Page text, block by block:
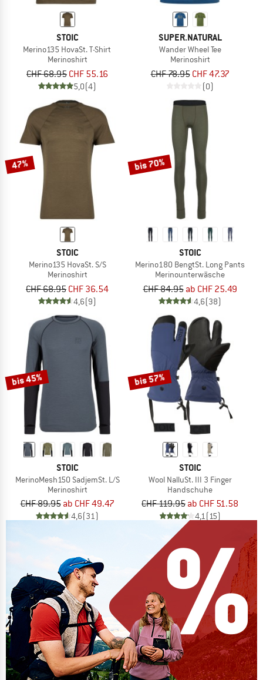
STOIC
Merino135 HovaSt. T-Shirt
Merinoshirt
CHF 68.95 CHF 55.16
5,0(4)
SUPER.NATURAL
Wander Wheel Tee
Merinoshirt
CHF 78.95 CHF 47.37
(0)
47%
STOIC
Merino135 HovaSt. S/S
Merinoshirt
CHF 68.95 CHF 36.54
4,6(9)
bis 70%
STOIC
Merino180 BengtSt. Long Pants
Merinounterwäsche
CHF 84.95 ab CHF 25.49
4,6(38)
bis 45%
STOIC
MerinoMesh150 SadjemSt. L/S
Merinoshirt
CHF 89.95 ab CHF 49.47
4,6(31)
bis 57%
STOIC
Wool NalluSt. III 3 Finger
Handschuhe
CHF 119.95 ab CHF 51.58
4,1(15)